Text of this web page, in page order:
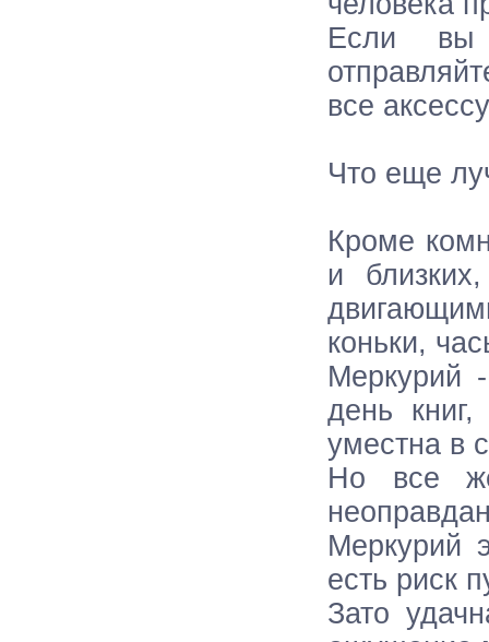
Если вы
все
Что еще
Кроме
и
коньки,
Меркурий
день
уместна в
Но все
Меркурий
есть риск
Зато